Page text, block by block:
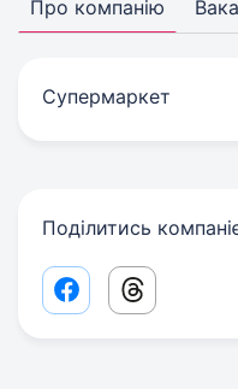
Про компанію
Супермаркет
Поділитись
Facebook share link
Threads